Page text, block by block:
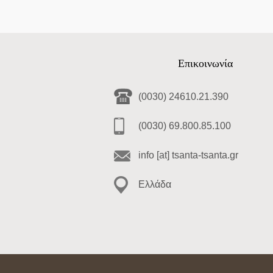
Επικοινωνία
(0030) 24610.21.390
(0030) 69.800.85.100
info [at] tsanta-tsanta.gr
Ελλάδα